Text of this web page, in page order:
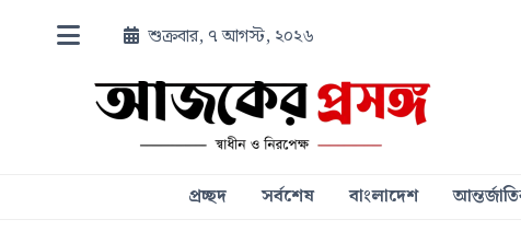
শুক্রবার, ৭ আগস্ট, ২০২৬
প্রচ্ছদ সর্বশেষ বাংলাদেশ